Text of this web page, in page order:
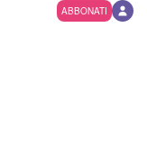
ABBONATI